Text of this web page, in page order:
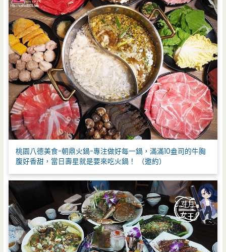
桃園八德美食-朝鼎火鍋-專注做好每一鍋，滿滿10盎司的牛胸
腹好香甜，當日壽星就是要來吃火鍋！ （邀約）